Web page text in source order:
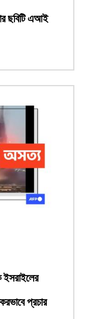
ছবিটি এআই
ইসরাইলের
প্রচার